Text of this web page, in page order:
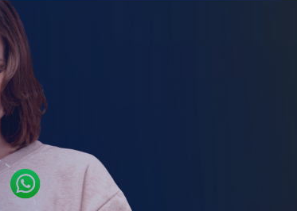
una estrategia propia
en la era conversacional
del mundo
en línea recta ya perdieron
la Eficiencia de tu Empresa
integral de comercio conversacional transforma tu operación B2B
eficiente